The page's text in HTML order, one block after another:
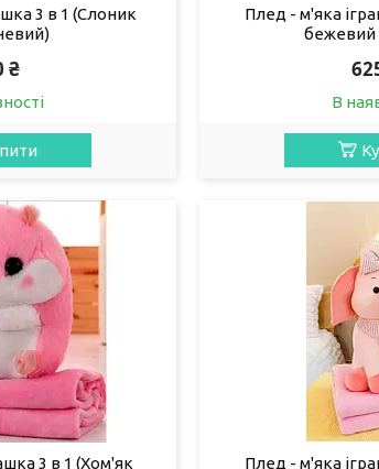
3 в 1 (Слоник
₴
Плед - м'яка
бежевий
В
3 в 1 (Хом'як Плед - м'яка